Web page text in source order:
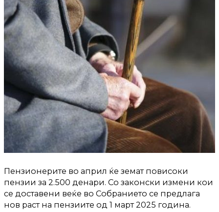
Пензионерите во април ќе земат повисоки
пензии за 2.500 денари. Со законски измени кои
се доставени веќе во Собранието се предлага
нов раст на пензиите од 1 март 2025 година.